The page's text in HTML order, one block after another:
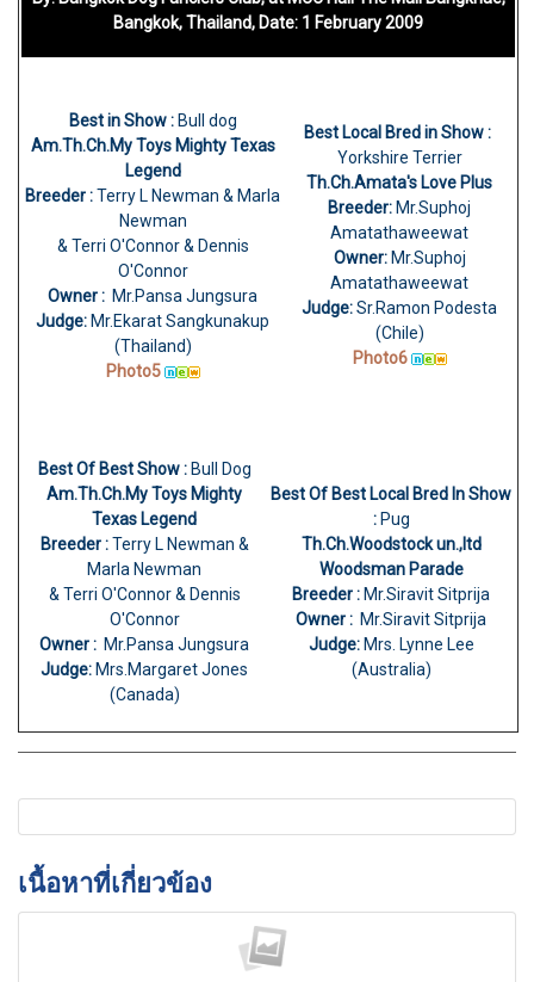
Bangkok, Thailand, Date: 1 February 2009
Best in Show :Bull dog
Am.Th.Ch.My Toys Mighty Texas
Legend
Breeder :Terry L Newman & Marla
Newman
& Terri O'Connor & Dennis
O'Connor
Owner : Mr.Pansa Jungsura
Judge:Mr.Ekarat Sangkunakup
(Thailand)
Photo5
Best Local Bred in Show :
Yorkshire Terrier
Th.Ch.Amata's Love Plus
Breeder:Mr.Suphoj
Amatathaweewat
Owner:Mr.Suphoj
Amatathaweewat
Judge:Sr.Ramon Podesta
(Chile)
Photo6
Best Of Best Show :Bull Dog
Am.Th.Ch.My Toys Mighty
Texas Legend
Breeder :Terry L Newman &
Marla Newman
& Terri O'Connor & Dennis
O'Connor
Owner : Mr.Pansa Jungsura
Judge:Mrs.Margaret Jones
(Canada)
Best Of Best Local Bred In Show
:Pug
Th.Ch.Woodstock un.,ltd
Woodsman Parade
Breeder :Mr.Siravit Sitprija
Owner : Mr.Siravit Sitprija
Judge:Mrs. Lynne Lee
(Australia)
เนื้อหาที่เกี่ยวข้อง